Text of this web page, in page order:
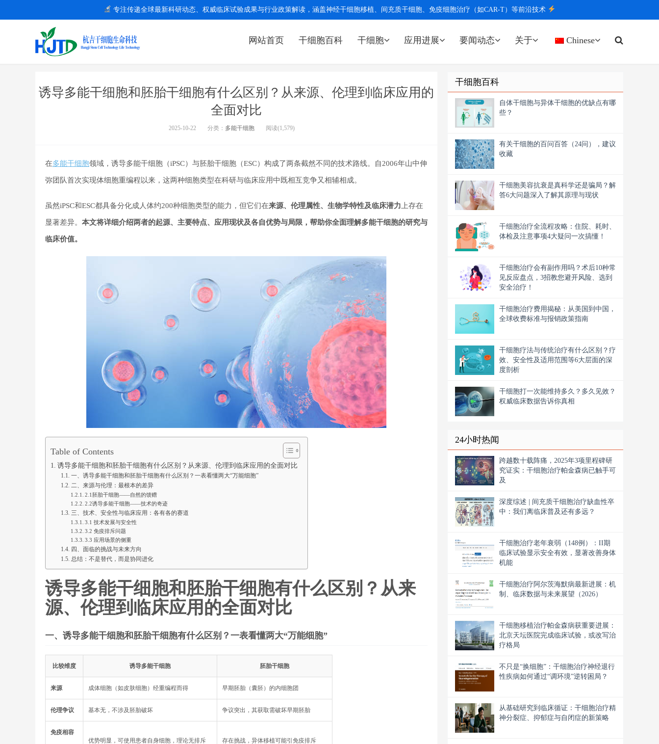
专注传递全球最新科研动态、权威临床试验成果与行业政策解读，涵盖神经干细胞移植、间充质干细胞、免疫细胞治疗（如CAR-T）等前沿技术
网站首页 干细胞百科 干细胞 应用进展 要闻动态 关于 Chinese
诱导多能干细胞和胚胎干细胞有什么区别？从来源、伦理到临床应用的
全面对比
2025-10-22 分类： 多能干细胞 阅读(1,579)
在多能干细胞领域，诱导多能干细胞（iPSC）与胚胎干细胞（ESC）构成了两条截然不同的技术路线。自2006年山中伸
弥团队首次实现体细胞重编程以来，这两种细胞类型在科研与临床应用中既相互竞争又相辅相成。
虽然iPSC和ESC都具备分化成人体约200种细胞类型的能力，但它们在来源、伦理属性、生物学特性及临床潜力 上存在
显著差异。 本文将详细介绍两者的起源、主要特点、应用现状及各自优势与局限，帮助你全面理解多能干细胞的研究与
临床价值。
Table of Contents
诱导多能干细胞和胚胎干细胞有什么区别？从来源、伦理到临床应用的全面对比
一、诱导多能干细胞和胚胎干细胞有什么区别？一表看懂两大“万能细胞”
二、来源与伦理：最根本的差异
2.1胚胎干细胞——自然的馈赠
2.2诱导多能干细胞——技术的奇迹
三、技术、安全性与临床应用：各有各的赛道
3.1 技术发展与安全性
3.2 免疫排斥问题
3.3 应用场景的侧重
四、面临的挑战与未来方向
总结：不是替代，而是协同进化
诱导多能干细胞和胚胎干细胞有什么区别？从来
源、伦理到临床应用的全面对比
一、诱导多能干细胞和胚胎干细胞有什么区别？一表看懂两大“万能细胞”
比较维度 ​诱导多能干细胞​ ​胚胎干细胞​
​来源​ 成体细胞（如皮肤细胞）经重编程而得 早期胚胎（囊胚）的内细胞团
​伦理争议​ ​​基本无​​，不涉及胚胎破坏 ​​争议突出​​，其获取需破坏早期胚胎
​免疫相容
​​优势明显​​，可使用患者自身细胞，理论无排斥 ​​存在挑战​​，异体移植可能引免疫排斥
干细胞百科
自体干细胞与异体干细胞的优缺点有哪
些？
有关干细胞的百问百答（24问），建议
收藏
干细胞美容抗衰是真科学还是骗局？解
答6大问题深入了解其原理与现状
干细胞治疗全流程攻略：住院、耗时、
体检及注意事项4大疑问一次搞懂！
干细胞治疗会有副作用吗？术后10种常
见反应盘点，3招教您避开风险、选到
安全治疗！
干细胞治疗费用揭秘：从美国到中国，
全球收费标准与报销政策指南
干细胞疗法与传统治疗有什么区别？疗
效、安全性及适用范围等6大层面的深
度剖析
干细胞打一次能维持多久？多久见效？
权威临床数据告诉你真相
24小时热闻
跨越数十载阵痛，2025年3项里程碑研
究证实：干细胞治疗帕金森病已触手可
及
深度综述 | 间充质干细胞治疗缺血性卒
中：我们离临床普及还有多远？
干细胞治疗老年衰弱（148例）：II期
临床试验显示安全有效，显著改善身体
机能
干细胞治疗阿尔茨海默病最新进展：机
制、临床数据与未来展望（2026）
干细胞移植治疗帕金森病获重要进展：
北京天坛医院完成临床试验，或改写治
疗格局
不只是“换细胞”：干细胞治疗神经退行
性疾病如何通过“调环境”逆转困局？
从基础研究到临床循证：干细胞治疗精
神分裂症、抑郁症与自闭症的新策略